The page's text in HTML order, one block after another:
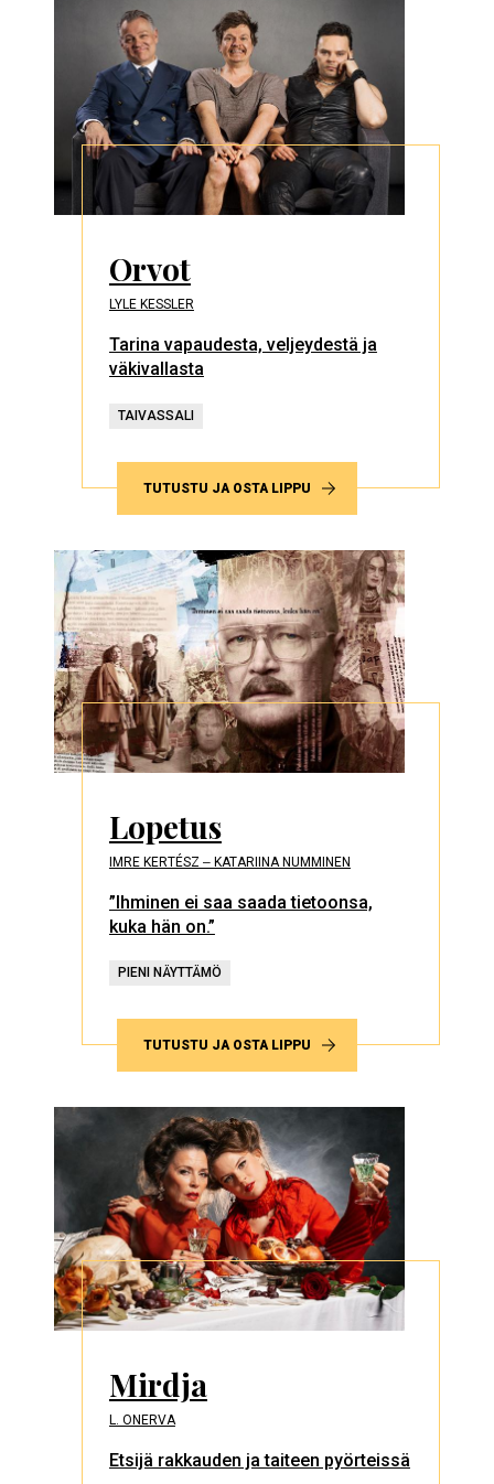
Orvot
LYLE KESSLER
Tarina vapaudesta, veljeydestä ja
väkivallasta
TAIVASSALI
TUTUSTU JA OSTA LIPPU
Lopetus
IMRE KERTÉSZ ‒ KATARIINA NUMMINEN
”Ihminen ei saa saada tietoonsa,
kuka hän on.”
PIENI NÄYTTÄMÖ
TUTUSTU JA OSTA LIPPU
Mirdja
L. ONERVA
Etsijä rakkauden ja taiteen pyörteissä